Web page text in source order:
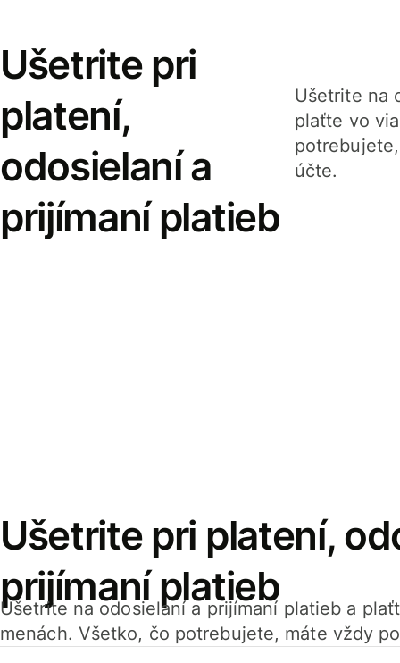
Ušetrite pri
platení,
odosielaní a
prijímaní platieb
Ušetrite na
plaťte vo
účte.
Ušetrite pri platení,
prijímaní platieb
Ušetrite na odosielaní a prijímaní platieb a
menách. Všetko, čo potrebujete, máte vždy